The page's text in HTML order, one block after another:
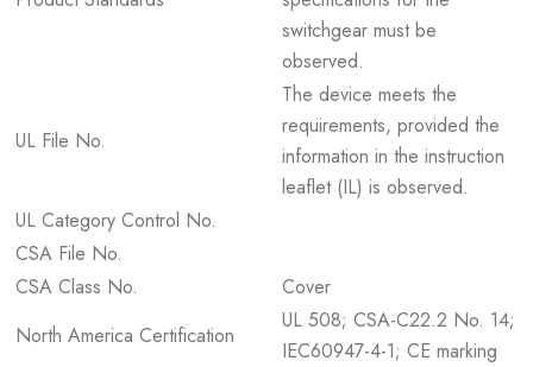
switchgear must be
observed.
UL File No.
The device meets the
requirements, provided the
information in the instruction
leaflet (IL) is observed.
UL Category Control No.
CSA File No.
CSA Class No.
Cover
North America Certification
UL 508; CSA-C22.2 No. 14;
IEC60947-4-1; CE marking